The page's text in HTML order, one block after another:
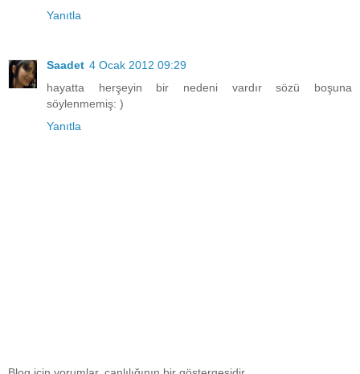
Yanıtla
Saadet 4 Ocak 2012 09:29
hayatta herşeyin bir nedeni vardır sözü boşuna
söylenmemiş: )
Yanıtla